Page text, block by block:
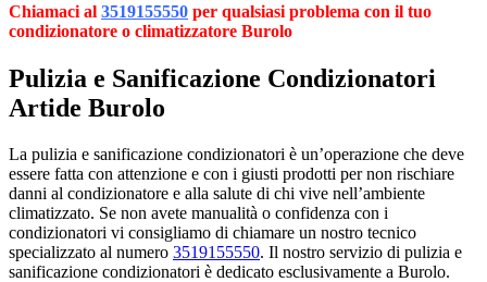
Chiamaci al 3519155550 per qualsiasi problema con il tuo
condizionatore o climatizzatore Burolo
Pulizia e Sanificazione Condizionatori
Artide Burolo
La pulizia e sanificazione condizionatori è un’operazione che deve
essere fatta con attenzione e con i giusti prodotti per non rischiare
danni al condizionatore e alla salute di chi vive nell’ambiente
climatizzato. Se non avete manualità o confidenza con i
condizionatori vi consigliamo di chiamare un nostro tecnico
specializzato al numero 3519155550. Il nostro servizio di pulizia e
sanificazione condizionatori è dedicato esclusivamente a Burolo.